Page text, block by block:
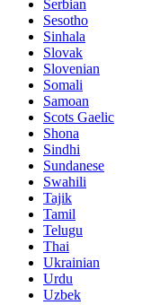
Serbian
Sesotho
Sinhala
Slovak
Slovenian
Somali
Samoan
Scots Gaelic
Shona
Sindhi
Sundanese
Swahili
Tajik
Tamil
Telugu
Thai
Ukrainian
Urdu
Uzbek